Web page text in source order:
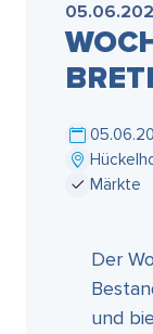
Märkte
Der
und